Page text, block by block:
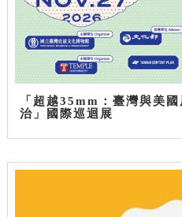
「超越35mm：臺灣與美
治」國際巡迴展